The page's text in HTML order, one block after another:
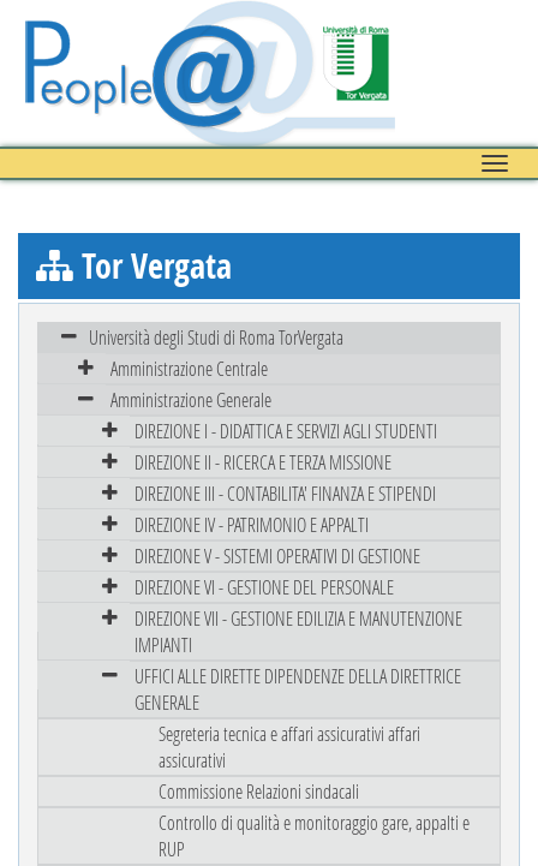
Toggle
Tor Vergata
Università degli Studi di Roma TorVergata
Amministrazione Centrale
Amministrazione Generale
DIREZIONE I - DIDATTICA E SERVIZI AGLI STUDENTI
DIREZIONE II - RICERCA E TERZA MISSIONE
DIREZIONE III - CONTABILITA' FINANZA E STIPENDI
DIREZIONE IV - PATRIMONIO E APPALTI
DIREZIONE V - SISTEMI OPERATIVI DI GESTIONE
DIREZIONE VI - GESTIONE DEL PERSONALE
DIREZIONE VII - GESTIONE EDILIZIA E MANUTENZIONE
IMPIANTI
UFFICI ALLE DIRETTE DIPENDENZE DELLA DIRETTRICE
GENERALE
Segreteria tecnica e affari assicurativi affari
assicurativi
Commissione Relazioni sindacali
Controllo di qualità e monitoraggio gare, appalti e
RUP